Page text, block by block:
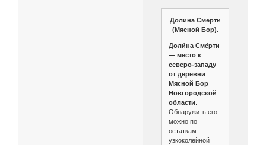
Долина Смерти
(Мясной Бор).
Доли́на Сме́рти
— место к
северо-западу
от деревни
Мясной Бор
Новгородской
области.
Обнаружить его
можно по
остаткам
узкоколейной